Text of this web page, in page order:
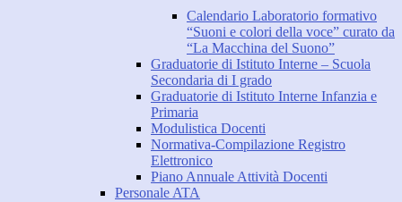
Calendario Laboratorio formativo
“Suoni e colori della voce” curato da
“La Macchina del Suono”
Graduatorie di Istituto Interne – Scuola
Secondaria di I grado
Graduatorie di Istituto Interne Infanzia e
Primaria
Modulistica Docenti
Normativa-Compilazione Registro
Elettronico
Piano Annuale Attività Docenti
Personale ATA